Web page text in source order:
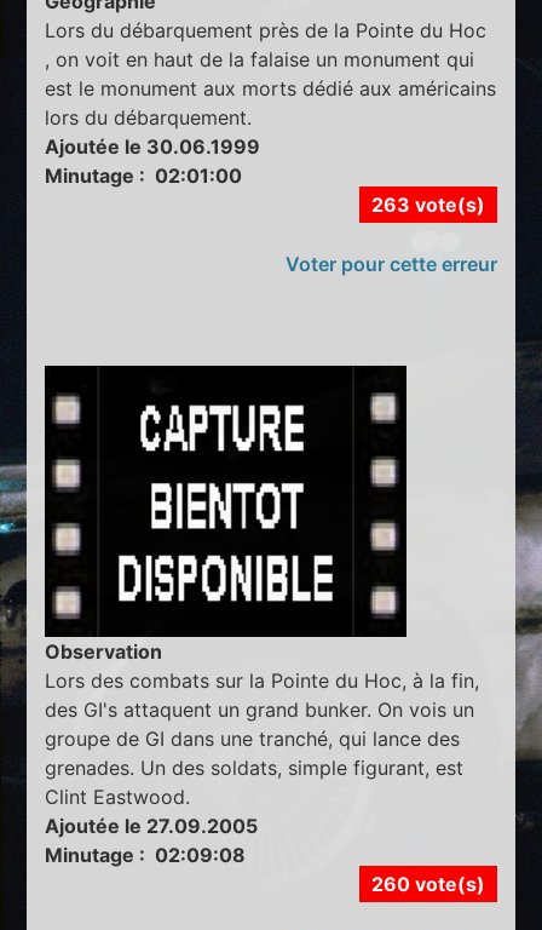
Lors du débarquement près de la Pointe du Hoc
, on voit en haut de la falaise un monument qui
est le monument aux morts dédié aux américains
lors du débarquement.
Ajoutée le 30.06.1999
Minutage : 02:01:00
263 vote(s)
Voter pour cette erreur
Observation
Lors des combats sur la Pointe du Hoc, à la fin,
des GI's attaquent un grand bunker. On vois un
groupe de GI dans une tranché, qui lance des
grenades. Un des soldats, simple figurant, est
Clint Eastwood.
Ajoutée le 27.09.2005
Minutage : 02:09:08
260 vote(s)